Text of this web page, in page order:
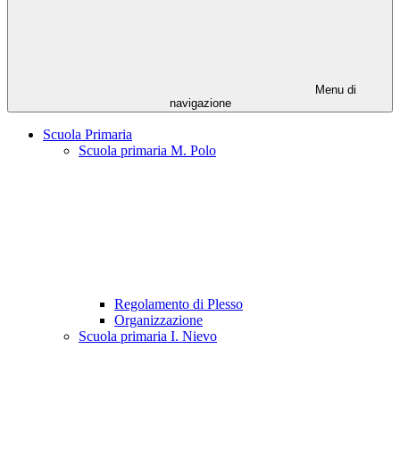
Menu di
navigazione
Scuola Primaria
Scuola primaria M. Polo
Regolamento di Plesso
Organizzazione
Scuola primaria I. Nievo